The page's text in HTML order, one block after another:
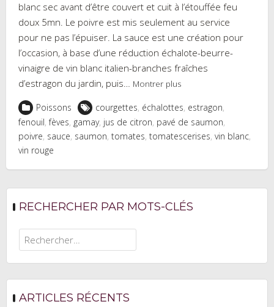
blanc sec avant d’être couvert et cuit à l’étouffée feu
doux 5mn. Le poivre est mis seulement au service
pour ne pas l’épuiser. La sauce est une création pour
l’occasion, à base d’une réduction échalote-beurre-
vinaigre de vin blanc italien-branches fraîches
d’estragon du jardin, puis… Montrer plus
Poissons courgettes, échalottes, estragon,
fenouil,fèves, gamay, jus de citron, pavé de saumon,
poivre, sauce, saumon, tomates, tomatescerises, vin blanc,
vin rouge
RECHERCHER PAR MOTS-CLÉS
Rechercher :
ARTICLES RÉCENTS